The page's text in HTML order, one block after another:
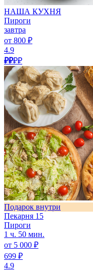
НАША КУХНЯ
Пироги
завтра
от 800 ₽
4.9
₽₽₽₽
Подарок внутри
Пекарня 15
Пироги
1 ч. 50 мин.
от 5 000 ₽
699 ₽
4.9